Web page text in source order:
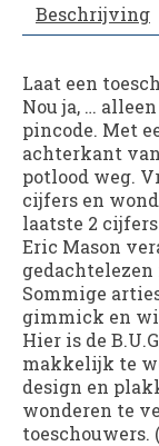
Beschrijving
Laat een
Nou ja, …
pincode. Met
achterkant
potlood weg.
cijfers en
laatste 2
Eric Mason
Sommige
gimmick en
Hier is de
makkelijk te
design en
wonderen te
toeschouwers.